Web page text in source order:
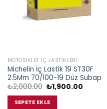
MOTOSIKLET İÇ LASTIKLERI
Michelin İç Lastik 19 ST30F
2.5Mm 70/100-19 Düz Subap
₺2,000.00 Orijinal
fiyat:
₺2,000.00.
₺1,900.00Şu
SEPETE EKLE